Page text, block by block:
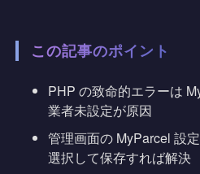
この記事のポイント
PHP の致命的エラーは
業者未設定が原因
管理画面の MyParcel 設
選択して保存すれば解決